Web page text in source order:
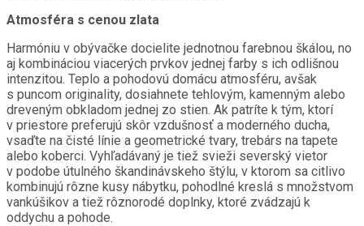
Atmosféra s cenou zlata
Harmóniu v obývačke docielite jednotnou farebnou škálou, no
aj kombináciou viacerých prvkov jednej farby s ich odlišnou
intenzitou. Teplo a pohodovú domácu atmosféru, avšak
s puncom originality, dosiahnete tehlovým, kamenným alebo
dreveným obkladom jednej zo stien. Ak patríte k tým, ktorí
v priestore preferujú skôr vzdušnosť a moderného ducha,
vsaďte na čisté línie a geometrické tvary, trebárs na tapete
alebo koberci. Vyhľadávaný je tiež svieži severský vietor
v podobe útulného škandinávskeho štýlu, v ktorom sa citlivo
kombinujú rôzne kusy nábytku, pohodlné kreslá s množstvom
vankúšikov a tiež rôznorodé doplnky, ktoré zvádzajú k
oddychu a pohode.